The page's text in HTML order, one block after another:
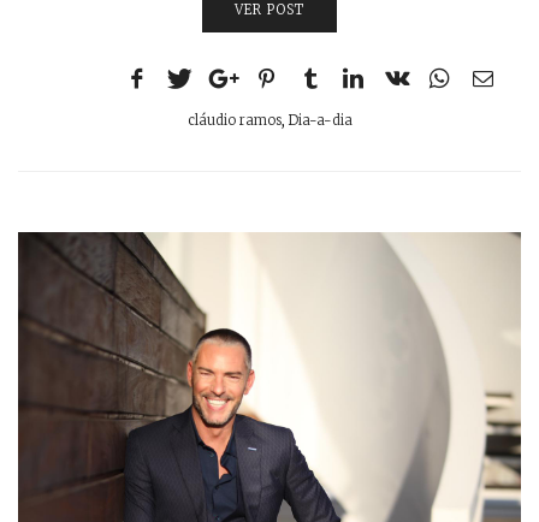
VER POST
cláudio ramos, Dia-a-dia